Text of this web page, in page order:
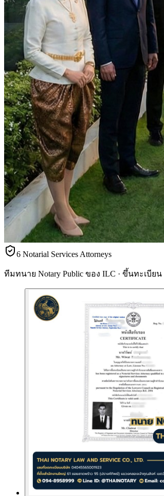
6 Notarial Services Attorneys
ทีมทนาย Notary Public ของ ILC · ขึ้นทะเบียน